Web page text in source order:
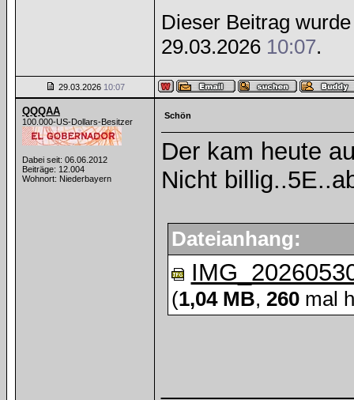
Dieser Beitrag
29.03.2026 10:07.
29.03.2026 10:07
QQQAA
100.000-US-Dollars-Besitzer
Dabei seit: 06.06.2012
Beiträge: 12.004
Wohnort: Niederbayern
Schön
Der kam heute
Nicht
Dateianhang:
(1,04 MB, 260mal